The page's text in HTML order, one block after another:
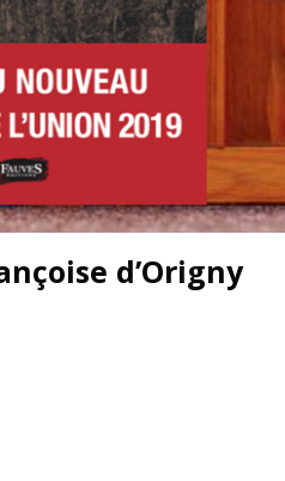
d’Origny